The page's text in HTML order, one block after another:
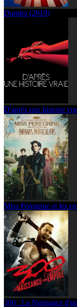
Dumbo (2019)
D'après une histoire
Miss Peregrine et les
300 : La Naissance